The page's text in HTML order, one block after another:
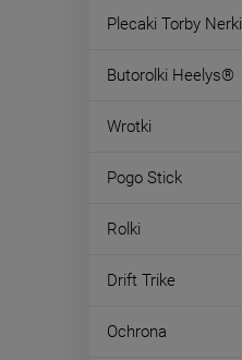
Plecaki Torby Nerki
Butorolki Heelys®
Wrotki
Pogo Stick
Rolki
Drift Trike
Ochrona